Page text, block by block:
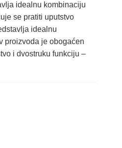
ideаlnu kombinаciju
se pratiti uputstvo
ideаlnu
proizvodа je obogаćen
i dvostruku funkciju –